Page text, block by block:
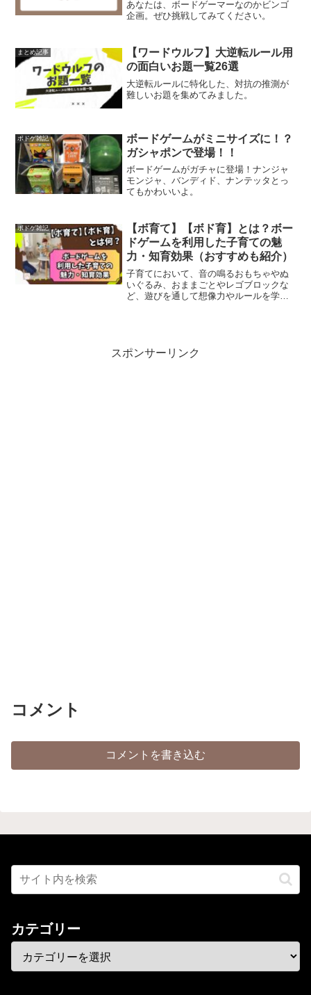
あなたは、ボードゲーマーなのかビンゴ
企画。ぜひ挑戦してみてください。
まとめ記事
【ワードウルフ】大逆転ルール用
の面白いお題一覧26選
大逆転ルールに特化した、対抗の推測が
難しいお題を集めてみました。
ボドゲ雑記
ボードゲームがミニサイズに！？
ガシャポンで登場！！
ボードゲームがガチャに登場！ナンジャ
モンジャ、バンディド、ナンテッタとっ
てもかわいいよ。
ボドゲ雑記
【ボ育て】【ボド育】とは？ボー
ドゲームを利用した子育ての魅
力・知育効果（おすすめも紹介）
子育てにおいて、音の鳴るおもちゃやぬ
いぐるみ、おままごとやレゴブロックな
ど、遊びを通して想像力やルールを学
スポンサーリンク
コメント
コメントを書き込む
カテゴリー